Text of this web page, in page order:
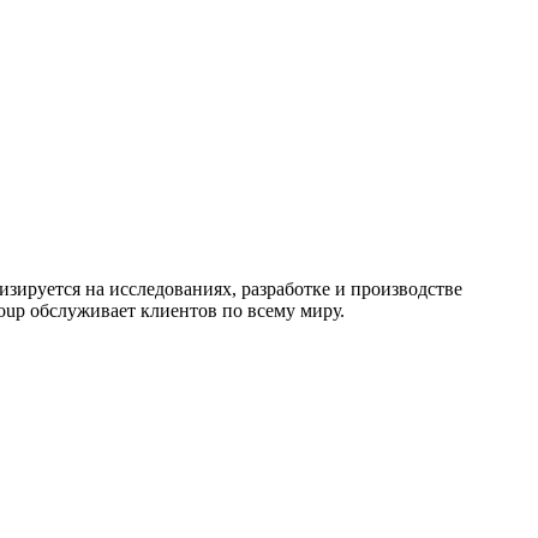
на исследованиях, разработке и производстве
обслуживает клиентов по всему миру.